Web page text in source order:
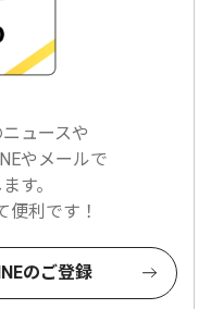
ュースや
やメールで
す。
便利です！
のご登録